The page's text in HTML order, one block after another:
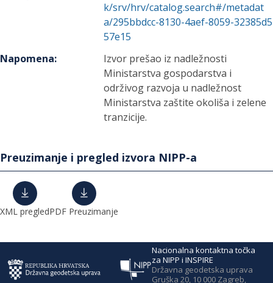
k/srv/hrv/catalog.search#/metadat
a/295bbdcc-8130-4aef-8059-32385d5
57e15
Napomena:
Izvor prešao iz nadležnosti
Ministarstva gospodarstva i
održivog razvoja u nadležnost
Ministarstva zaštite okoliša i zelene
tranzicije.
Preuzimanje i pregled izvora NIPP-a
XML pregledPDF Preuzimanje
Nacionalna kontaktna točka
za NIPP i INSPIRE
Državna geodetska uprava
Gruška 20, 10 000 Zagreb,